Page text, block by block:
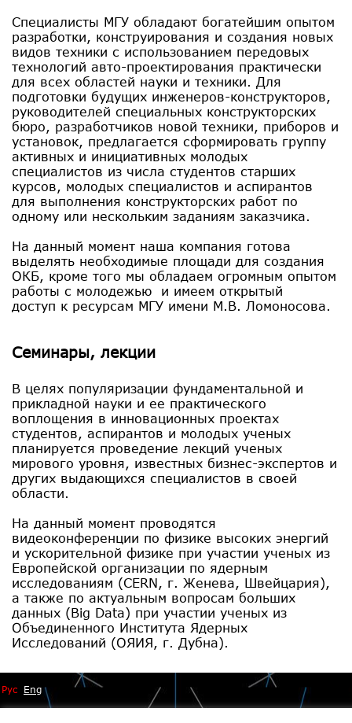
Специалисты МГУ обладают богатейшим опытом
разработки, конструирования и создания новых
видов техники с использованием передовых
технологий авто-проектирования практически
для всех областей науки и техники. Для
подготовки будущих инженеров-конструкторов,
руководителей специальных конструкторских
бюро, разработчиков новой техники, приборов и
установок, предлагается сформировать группу
активных и инициативных молодых
специалистов из числа студентов старших
курсов, молодых специалистов и аспирантов
для выполнения конструкторских работ по
одному или нескольким заданиям заказчика.
На данный момент наша компания готова
выделять необходимые площади для создания
ОКБ, кроме того мы обладаем огромным опытом
работы с молодежью и имеем открытый
доступ к ресурсам МГУ имени М.В. Ломоносова.
Семинары, лекции
В целях популяризации фундаментальной и
прикладной науки и ее практического
воплощения в инновационных проектах
студентов, аспирантов и молодых ученых
планируется проведение лекций ученых
мирового уровня, известных бизнес-экспертов и
других выдающихся специалистов в своей
области.
На данный момент проводятся
видеоконференции по физике высоких энергий
и ускорительной физике при участии ученых из
Европейской организации по ядерным
исследованиям (CERN, г. Женева, Швейцария),
а также по актуальным вопросам больших
данных (Big Data) при участии ученых из
Объединенного Института Ядерных
Исследований (ОЯИЯ, г. Дубна).
Рус Eng